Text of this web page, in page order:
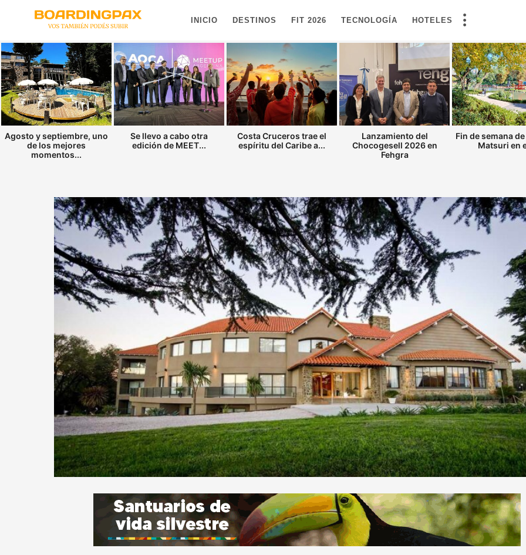
INICIO DESTINOS FIT 2026 TECNOLOGÍA HOTELES
Agosto y septiembre, uno
de los mejores
momentos...
Se llevo a cabo otra
edición de MEET...
Costa Cruceros trae el
espíritu del Caribe a...
Lanzamiento del
Chocogesell 2026 en
Fehgra
Fin de semana
Matsuri en